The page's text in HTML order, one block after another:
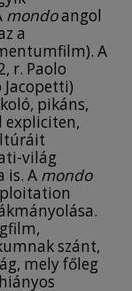
mondoangol
a
A
r. Paolo
pikáns,
expliciten,
világ
is. A mondo
szánt,
mely főleg